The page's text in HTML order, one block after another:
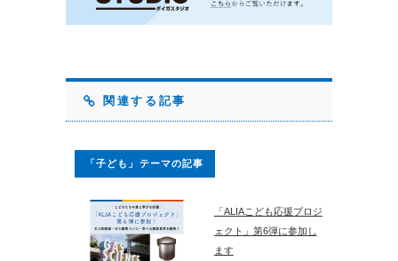
関連する記事
「子ども」テーマの記事
「ALIAこども応援プロジ
ェクト」第6弾に参加し
ます